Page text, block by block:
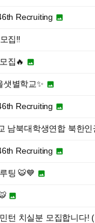
Recruiting 
집‼️
집🔥 
샛별학교✨ 
Recruiting 
남북대학생연합 북한
Recruiting 
팅 🐯💙 

턴 치실분 모집합니다!